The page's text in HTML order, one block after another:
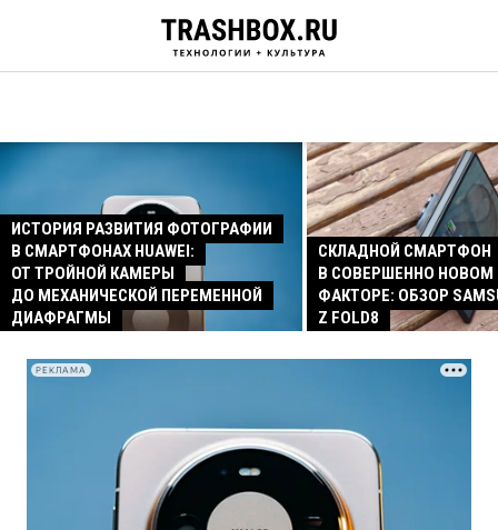
ИСТОРИЯ РАЗВИТИЯ ФОТОГРАФИИ
В СМАРТФОНАХ HUAWEI:
ОТ ТРОЙНОЙ КАМЕРЫ
ДО МЕХАНИЧЕСКОЙ ПЕРЕМЕННОЙ
ДИАФРАГМЫ
СКЛАДНОЙ СМАРТФОН
В СОВЕРШЕННО
ФАКТОРЕ: ОБЗОР
Z FOLD8
РЕКЛАМА